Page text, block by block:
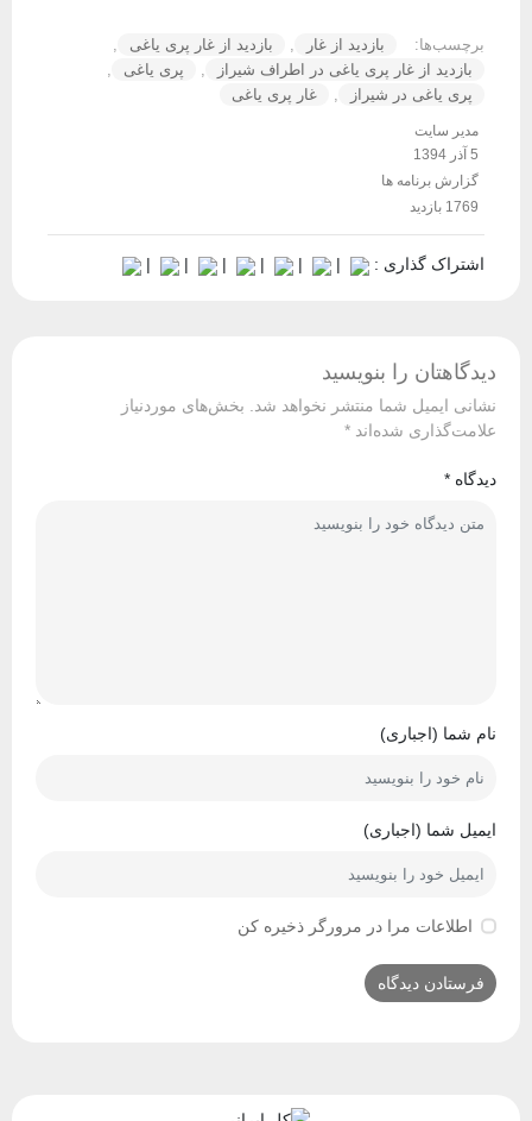
برچسب‌ها: بازدید از غار , بازدید از غار پری یاغی
,
بازدید از غار پری یاغی در اطراف شیراز
, پری یاغی
,
پری یاغی در شیراز
, غار پری یاغی
مدیر سایت
گزارش برنامه ها
اشتراک گذاری : |
|
|
|
|
|
دیدگاهتان را بنویسید
نشانی ایمیل شما منتشر نخواهد شد. بخش‌های موردنیاز
علامت‌گذاری شده‌اند*
دیدگاه*
نام شما (اجباری)
ایمیل شما (اجباری)
اطلاعات مرا در مرورگر ذخیره کن